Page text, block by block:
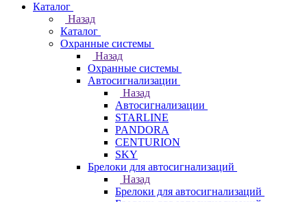
Каталог
Назад
Каталог
Охранные системы
Назад
Охранные системы
Автосигнализации
Назад
Автосигнализации
STARLINE
PANDORA
CENTURION
SKY
Брелоки для автосигнализаций
Назад
Брелоки для автосигнализаций